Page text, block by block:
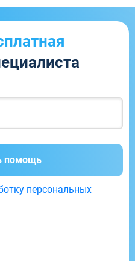
помощь
персональных